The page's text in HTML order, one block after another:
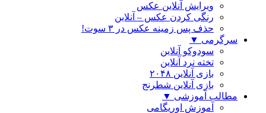
ویرایش آنلاین عکس
رنگی كردن عكس – آنلاین
حذف پس زمینه عکس در ۳ سوت!
سرگرمی ▼
سودوکو آنلاین
تخته نرد آنلاین
بازی آنلاین ۲۰۴۸
بازی آنلاین شطرنج
مطالب آموزشی ▼
آموزش اوریگامی